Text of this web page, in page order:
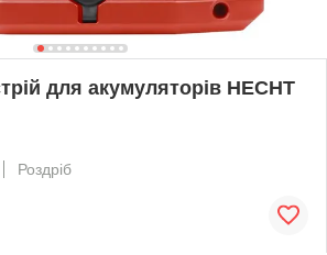
для акумуляторів HECHT
Роздріб